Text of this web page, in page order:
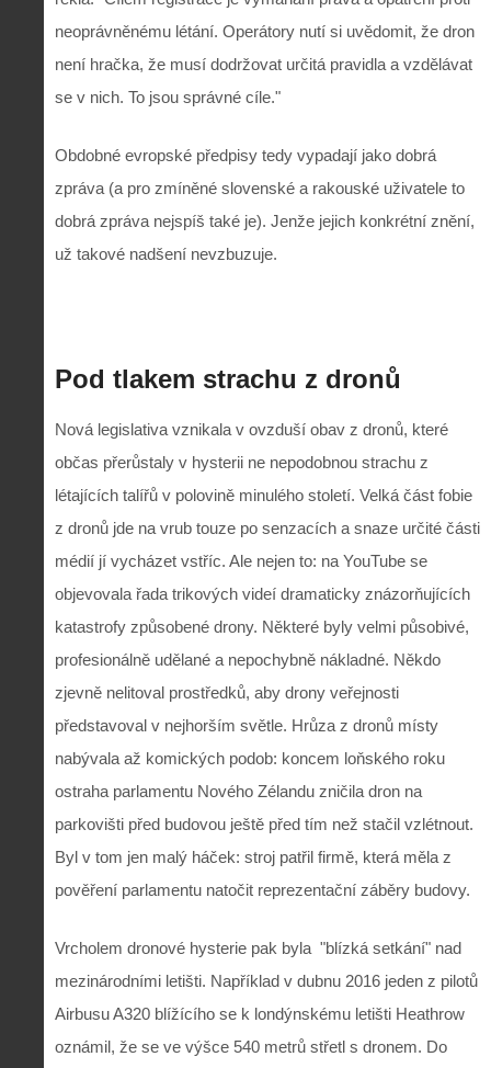
neoprávněnému létání. Operátory nutí si uvědomit, že dron
není hračka, že musí dodržovat určitá pravidla a vzdělávat
se v nich. To jsou správné cíle."
Obdobné evropské předpisy tedy vypadají jako dobrá
zpráva (a pro zmíněné slovenské a rakouské uživatele to
dobrá zpráva nejspíš také je). Jenže jejich konkrétní znění,
už takové nadšení nevzbuzuje.
Pod tlakem strachu z dronů
Nová legislativa vznikala v ovzduší obav z dronů, které
občas přerůstaly v hysterii ne nepodobnou strachu z
létajících talířů v polovině minulého století. Velká část fobie
z dronů jde na vrub touze po senzacích a snaze určité části
médií jí vycházet vstříc. Ale nejen to: na YouTube se
objevovala řada trikových videí dramaticky znázorňujících
katastrofy způsobené drony. Některé byly velmi působivé,
profesionálně udělané a nepochybně nákladné. Někdo
zjevně nelitoval prostředků, aby drony veřejnosti
představoval v nejhorším světle. Hrůza z dronů místy
nabývala až komických podob: koncem loňského roku
ostraha parlamentu Nového Zélandu zničila dron na
parkovišti před budovou ještě před tím než stačil vzlétnout.
Byl v tom jen malý háček: stroj patřil firmě, která měla z
pověření parlamentu natočit reprezentační záběry budovy.
Vrcholem dronové hysterie pak byla "blízká setkání" nad
mezinárodními letišti. Například v dubnu 2016 jeden z pilotů
Airbusu A320 blížícího se k londýnskému letišti Heathrow
oznámil, že se ve výšce 540 metrů střetl s dronem. Do